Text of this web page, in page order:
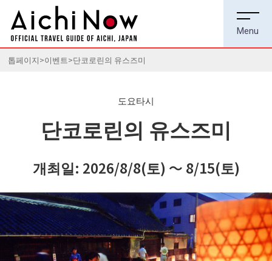
톱페이지 이벤트 단코로린의 유스즈미
도요타시
단코로린의 유스즈미
개최일: 2026/8/8(토) ～ 8/15(토)